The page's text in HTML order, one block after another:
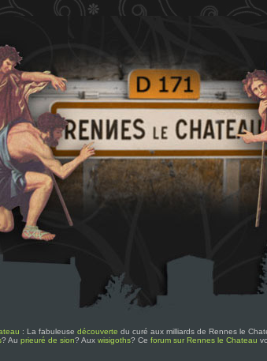
: La fabuleuse découverte du curé aux milliards de Rennes le
? Au prieuré de sion? Aux wisigoths? Ce forum sur Rennes le Chateau